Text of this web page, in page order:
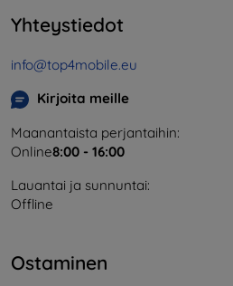
Yhteystiedot
info@top4mobile.eu
Kirjoita meille
Maanantaista perjantaihin:
Online8:00 - 16:00
Lauantai ja sunnuntai:
Offline
Ostaminen